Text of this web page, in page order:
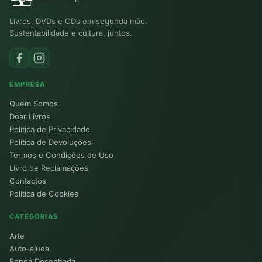
Livros, DVDs e CDs em segunda mão.
Sustentabilidade e cultura, juntos.
EMPRESA
Quem Somos
Doar Livros
Política de Privacidade
Política de Devoluções
Termos e Condições de Uso
Livro de Reclamações
Contactos
Política de Cookies
CATEGORIAS
Arte
Auto-ajuda